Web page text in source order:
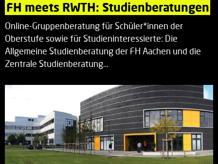
FH meets RWTH: Studienberatungen
Online-Gruppenberatung für Schüler*innen der
Oberstufe sowie für Studieninteressierte: Die
Allgemeine Studienberatung der FH Aachen und die
Zentrale Studienberatung…